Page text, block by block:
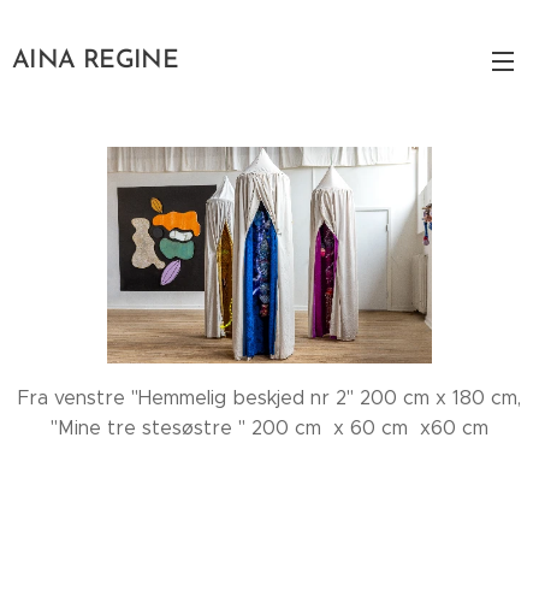
AINA REGINE
Fra venstre "Hemmelig beskjed nr 2" 200 cm x 180 cm,
"Mine tre stesøstre " 200 cm x 60 cm x60 cm